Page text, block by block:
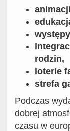
rodzin,
loterie
strefa
Podczas
dobrej
czasu w